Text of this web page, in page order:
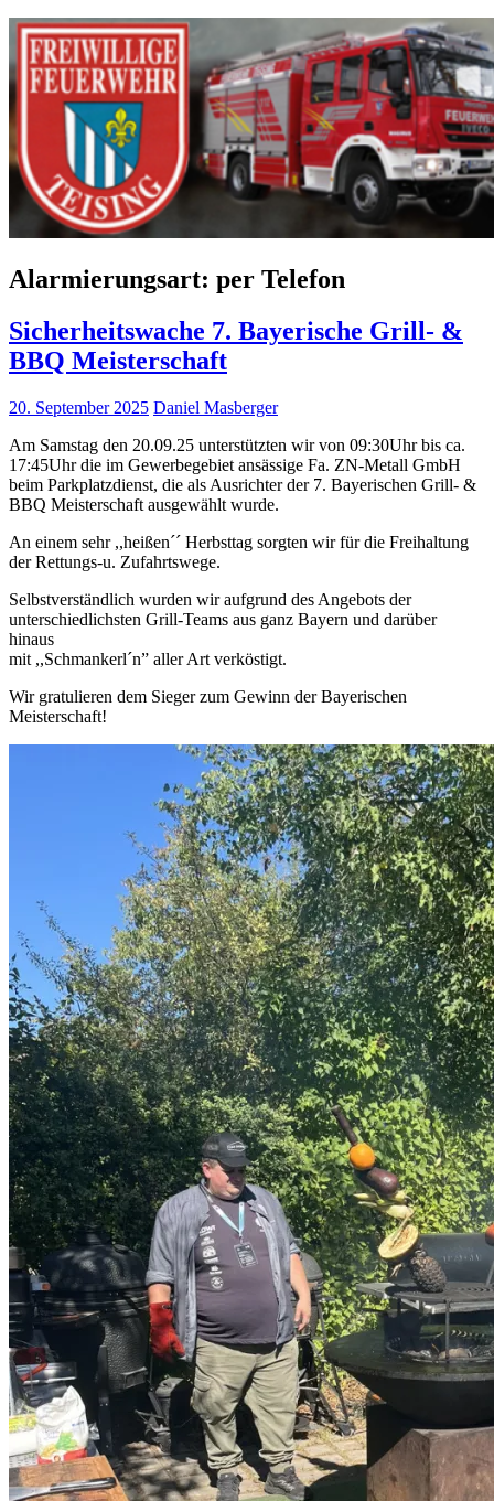
Alarmierungsart: per Telefon
Sicherheitswache 7. Bayerische Grill- &
BBQ Meisterschaft
20. September 2025 Daniel Masberger
Am Samstag den 20.09.25 unterstützten wir von 09:30Uhr bis ca.
17:45Uhr die im Gewerbegebiet ansässige Fa. ZN-Metall GmbH
beim Parkplatzdienst, die als Ausrichter der 7. Bayerischen Grill- &
BBQ Meisterschaft ausgewählt wurde.
An einem sehr ,,heißen´´ Herbsttag sorgten wir für die Freihaltung
der Rettungs-u. Zufahrtswege.
Selbstverständlich wurden wir aufgrund des Angebots der
unterschiedlichsten Grill-Teams aus ganz Bayern und darüber
hinaus
mit ,,Schmankerl´n” aller Art verköstigt.
Wir gratulieren dem Sieger zum Gewinn der Bayerischen
Meisterschaft!